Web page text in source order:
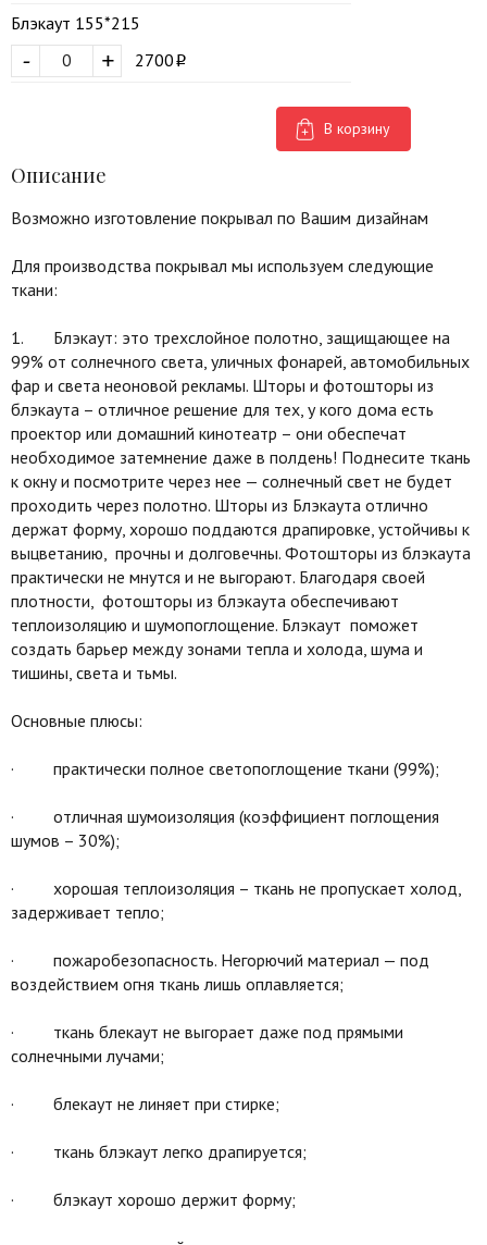
Блэкаут 155*215
+
- 2700
В корзину
Описание
Возможно изготовление покрывал по Вашим дизайнам
Для производства покрывал мы используем следующие
ткани:
1. Блэкаут: это трехслойное полотно, защищающее на
99% от солнечного света, уличных фонарей, автомобильных
фар и света неоновой рекламы. Шторы и фотошторы из
блэкаута – отличное решение для тех, у кого дома есть
проектор или домашний кинотеатр – они обеспечат
необходимое затемнение даже в полдень! Поднесите ткань
к окну и посмотрите через нее — солнечный свет не будет
проходить через полотно. Шторы из Блэкаута отлично
держат форму, хорошо поддаются драпировке, устойчивы к
выцветанию, прочны и долговечны. Фотошторы из блэкаута
практически не мнутся и не выгорают. Благодаря своей
плотности, фотошторы из блэкаута обеспечивают
теплоизоляцию и шумопоглощение. Блэкаут поможет
создать барьер между зонами тепла и холода, шума и
тишины, света и тьмы.
Основные плюсы:
· практически полное светопоглощение ткани (99%);
· отличная шумоизоляция (коэффициент поглощения
шумов – 30%);
· хорошая теплоизоляция – ткань не пропускает холод,
задерживает тепло;
· пожаробезопасность. Негорючий материал — под
воздействием огня ткань лишь оплавляется;
· ткань блекаут не выгорает даже под прямыми
солнечными лучами;
· блекаут не линяет при стирке;
· ткань блэкаут легко драпируется;
· блэкаут хорошо держит форму;